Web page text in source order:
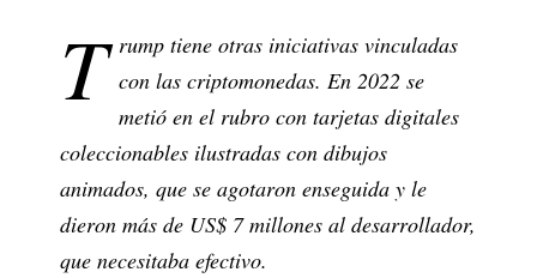
T rump tiene otras iniciativas vinculadas
con las criptomonedas. En 2022 se
metió en el rubro con tarjetas digitales
coleccionables ilustradas con dibujos
animados, que se agotaron enseguida y le
dieron más de US$ 7 millones al desarrollador,
que necesitaba efectivo.